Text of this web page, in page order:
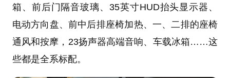
箱、前后门隔音玻璃、35英寸HUD抬头显示器、
电动方向盘、前中后排座椅加热、一、二排的座椅
通风和按摩，23扬声器高端音响、车载冰箱……这
些都是全系标配。